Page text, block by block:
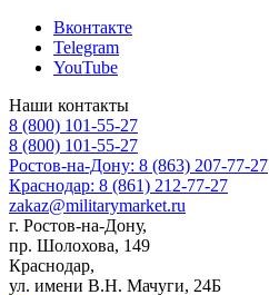
Вконтакте
Telegram
YouTube
Наши контакты
8 (800) 101-55-27
8 (800) 101-55-27
Ростов-на-Дону: 8 (863) 207-77-27
Краснодар: 8 (861) 212-77-27
zakaz@militarymarket.ru
г. Ростов-на-Дону,
пр. Шолохова, 149
Краснодар,
ул. имени В.Н. Мачуги, 24Б